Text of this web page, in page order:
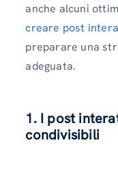
anche alcuni
creare post
preparare una
adeguata.
1. I post
condivisibili